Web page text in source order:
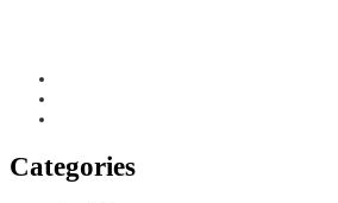
Categories